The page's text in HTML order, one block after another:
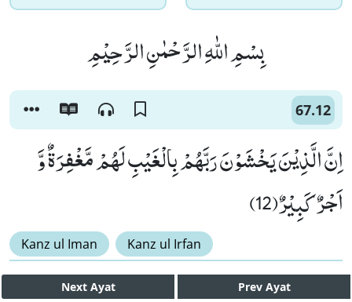
بِسْمِ اللّٰهِ الرَّحْمٰنِ الرَّحِیْمِ
67.12
اِنَّ الَّذِیْنَ یَخْشَوْنَ رَبَّهُمْ بِالْغَیْبِ لَهُمْ مَّغْفِرَةٌ وَّ
اَجْرٌ كَبِیْرٌ(12)
Kanz ul Iman Kanz ul Irfan
Next Ayat Prev Ayat